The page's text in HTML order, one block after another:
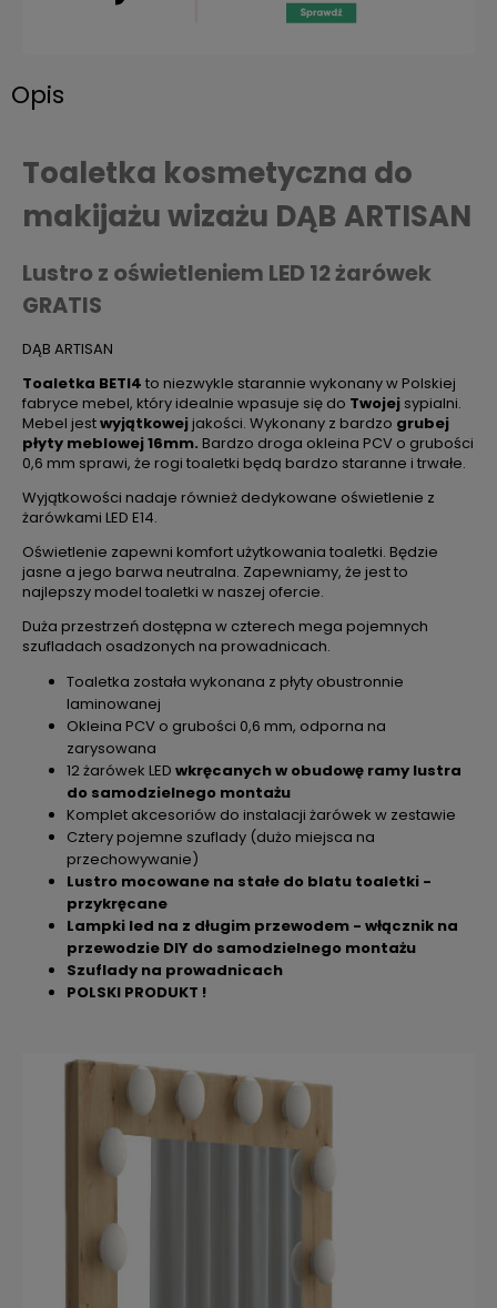
Opis
Toaletka kosmetyczna do
makijażu wizażu DĄB ARTISAN
Lustro z oświetleniem LED 12 żarówek
GRATIS
DĄB ARTISAN
Toaletka BETI4 to niezwykle starannie wykonany w Polskiej
fabryce mebel, który idealnie wpasuje się do Twojej sypialni.
Mebel jestwyjątkowej jakości. Wykonany z bardzo grubej
płyty meblowej 16mm. Bardzo droga okleina PCV o grubości
0,6 mm sprawi, że rogi toaletki będą bardzo staranne i trwałe.
Wyjątkowości nadaje również dedykowane oświetlenie z
żarówkami LED E14.
Oświetlenie zapewni komfort użytkowania toaletki. Będzie
jasne a jego barwa neutralna. Zapewniamy, że jest to
najlepszy model toaletki w naszej ofercie.
Duża przestrzeń dostępna w czterech mega pojemnych
szufladach osadzonych na prowadnicach.
Toaletka została wykonana z płyty obustronnie
laminowanej
Okleina PCV o grubości 0,6 mm, odporna na
zarysowana
12 żarówek LED wkręcanych w obudowę ramy lustra
do samodzielnego montażu
Komplet akcesoriów do instalacji żarówek w zestawie
Cztery pojemne szuflady (dużo miejsca na
przechowywanie)
Lustro mocowane na stałe do blatu toaletki -
przykręcane
Lampki led na z długim przewodem - włącznik na
przewodzie DIY do samodzielnego montażu
Szuflady na prowadnicach
POLSKI PRODUKT !